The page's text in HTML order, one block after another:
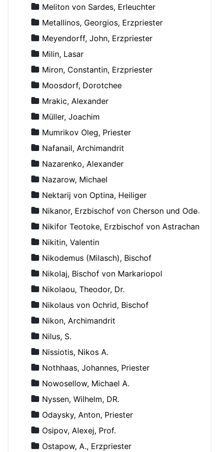
Meliton von Sardes, Erleuchter
Metallinos, Georgios, Erzpriester
Meyendorff, John, Erzpriester
Milin, Lasar
Miron, Constantin, Erzpriester
Moosdorf, Dorotchee
Mrakic, Alexander
Müller, Joachim
Mumrikov Oleg, Priester
Nafanail, Archimandrit
Nazarenko, Alexander
Nazarow, Michael
Nektarij von Optina, Heiliger
Nikanor, Erzbischof von Cherson und Odessa
Nikifor Teotoke, Erzbischof von Astrachan
Nikitin, Valentin
Nikodemus (Milasch), Bischof
Nikolaj, Bischof von Markariopol
Nikolaou, Theodor, Dr.
Nikolaus von Ochrid, Bischof
Nikon, Archimandrit
Nilus, S.
Nissiotis, Nikos A.
Nothhaas, Johannes, Priester
Nowosellow, Michael A.
Nyssen, Wilhelm, DR.
Odaysky, Anton, Priester
Osipov, Alexej, Prof.
Ostapow, A., Erzpriester